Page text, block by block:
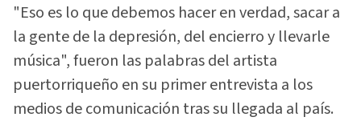
"Eso es lo que debemos hacer en verdad, sacar a
la gente de la depresión, del encierro y llevarle
música", fueron las palabras del artista
puertorriqueño en su primer entrevista a los
medios de comunicación tras su llegada al país.